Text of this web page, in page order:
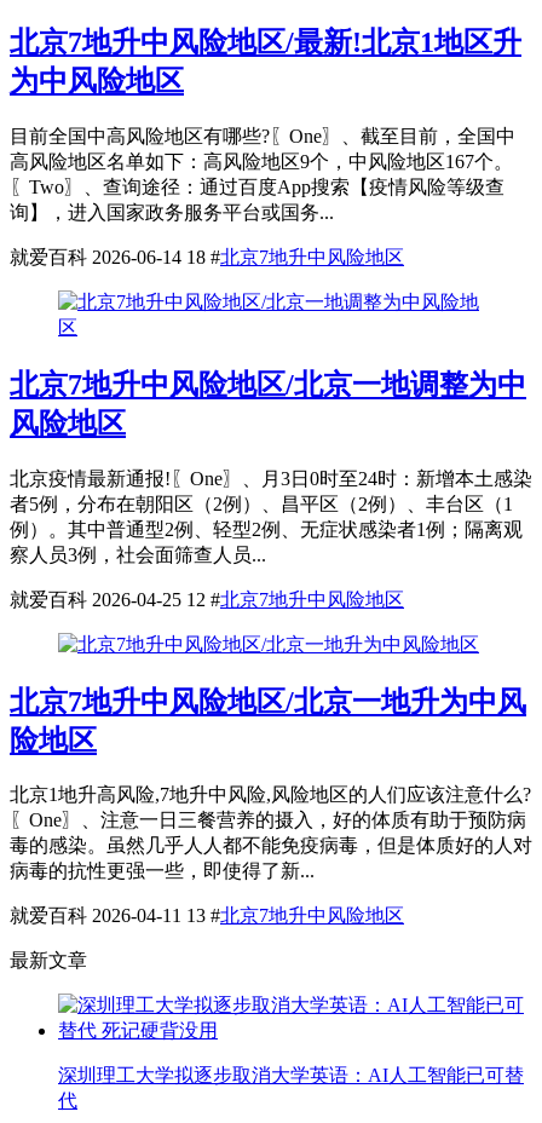
北京7地升中风险地区/最新!北京1地区升
为中风险地区
目前全国中高风险地区有哪些?〖One〗、截至目前，全国中
高风险地区名单如下：高风险地区9个，中风险地区167个。
〖Two〗、查询途径：通过百度App搜索【疫情风险等级查
询】，进入国家政务服务平台或国务...
就爱百科 2026-06-14 18 #北京7地升中风险地区
北京7地升中风险地区/北京一地调整为中
风险地区
北京疫情最新通报!〖One〗、月3日0时至24时：新增本土感染
者5例，分布在朝阳区（2例）、昌平区（2例）、丰台区（1
例）。其中普通型2例、轻型2例、无症状感染者1例；隔离观
察人员3例，社会面筛查人员...
就爱百科 2026-04-25 12 #北京7地升中风险地区
北京7地升中风险地区/北京一地升为中风
险地区
北京1地升高风险,7地升中风险,风险地区的人们应该注意什么?
〖One〗、注意一日三餐营养的摄入，好的体质有助于预防病
毒的感染。虽然几乎人人都不能免疫病毒，但是体质好的人对
病毒的抗性更强一些，即使得了新...
就爱百科 2026-04-11 13 #北京7地升中风险地区
最新文章
深圳理工大学拟逐步取消大学英语：AI人工智能已可替
代